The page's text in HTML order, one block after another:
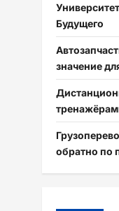
Будущего
значение
обратно по